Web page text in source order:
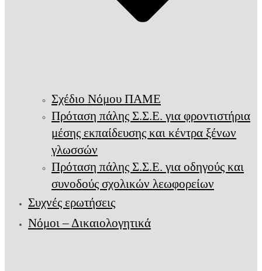
Σχέδιο Νόμου ΠΑΜΕ
Πρόταση πάλης Σ.Σ.Ε. για φροντιστήρια
μέσης εκπαίδευσης και κέντρα ξένων
γλωσσών
Πρόταση πάλης Σ.Σ.Ε. για οδηγούς και
συνοδούς σχολικών λεωφορείων
Συχνές ερωτήσεις
Νόμοι – Δικαιολογητικά